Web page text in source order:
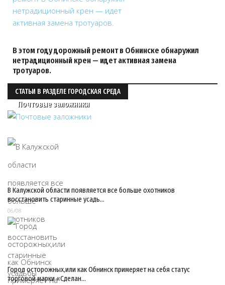
В этом году дорожный ремонт в Обнинске обнаружил
нетрадиционный крен — идет активная замена
тротуаров.
СТАТЬИ В РАЗДЕЛЕ ГОРОДСКАЯ СРЕДА
Почтовые заложники
В Калужской области появляется все больше охотников
восстановить старинные усадь…
06/08
Город осторожных,или как Обнинск примеряет на себя статус
торговой марки «Сделан…